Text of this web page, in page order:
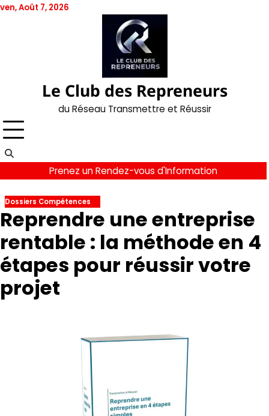
Skip
ven, Août 7, 2026
Le Club des Repreneurs
du Réseau Transmettre et Réussir
Prenez un Rendez-vous d'Information
Dossiers Compétences
Reprendre une entreprise
rentable : la méthode en 4
étapes pour réussir votre
projet